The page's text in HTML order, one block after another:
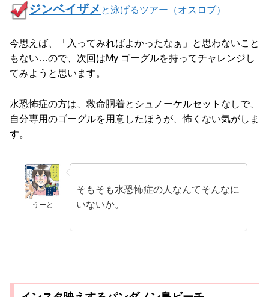
ジンベイザメ と泳げるツアー（オスロブ）
今思えば、「入ってみればよかったなぁ」と思わないこと
もない…ので、次回はMy ゴーグルを持ってチャレンジし
てみようと思います。
水恐怖症の方は、救命胴着とシュノーケルセットなしで、
自分専用のゴーグルを用意したほうが、怖くない気がしま
す。
うーと
そもそも水恐怖症の人なんてそんなに
いないか。